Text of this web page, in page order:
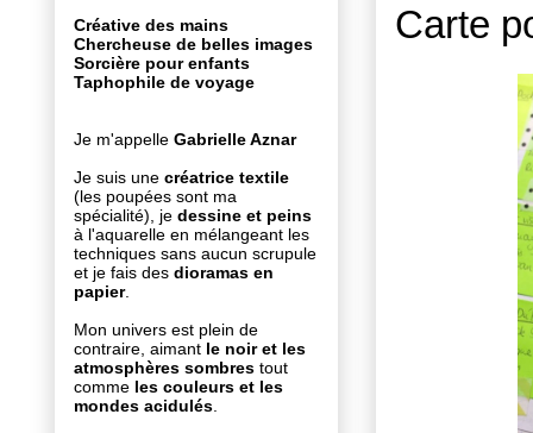
Carte
Créative des mains
Chercheuse de belles images
Sorcière pour enfants
Taphophile de voyage
Je m'appelle Gabrielle Aznar
Je suis une créatrice textile
(les poupées sont ma
spécialité), je dessine et peins
à l'aquarelle en mélangeant les
techniques sans aucun scrupule
et je fais des dioramas en
papier.
Mon univers est plein de
contraire, aimant le noir et les
atmosphères sombres tout
comme les couleurs et les
mondes acidulés